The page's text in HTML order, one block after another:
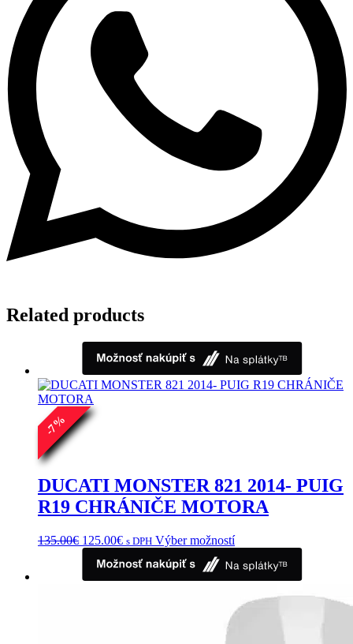
Related products
-
7
%
DUCATI MONSTER 821 2014- PUIG
R19 CHRÁNIČE MOTORA
135.00€ Pôvodná
cena
bola:
135.00€.
125.00€Aktuálna
je:
125.00€.
s DPH Výber možnostíTento
má
viacero
variantov.
Možnosti